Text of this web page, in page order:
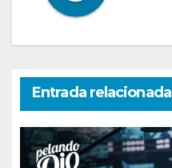
Entrada relacionada